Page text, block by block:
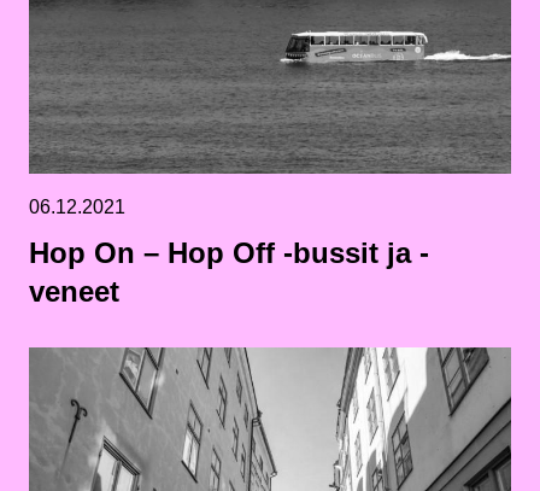
06.12.2021
Hop On – Hop Off -bussit ja -
veneet